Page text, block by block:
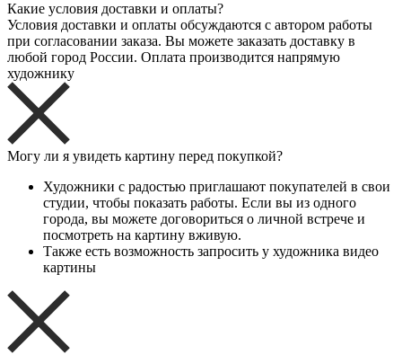
Какие условия доставки и оплаты?
Условия доставки и оплаты обсуждаются с автором работы
при согласовании заказа. Вы можете заказать доставку в
любой город России. Оплата производится напрямую
художнику
Могу ли я увидеть картину перед покупкой?
Художники с радостью приглашают покупателей в свои
студии, чтобы показать работы. Если вы из одного
города, вы можете договориться о личной встрече и
посмотреть на картину вживую.
Также есть возможность запросить у художника видео
картины